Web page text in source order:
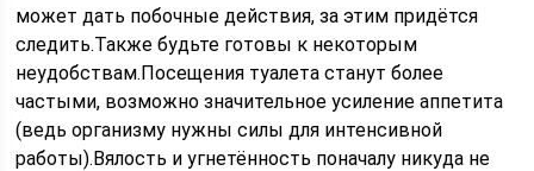
может дать побочные действия, за этим придётся
следить.Также будьте готовы к некоторым
неудобствам.Посещения туалета станут более
частыми, возможно значительное усиление аппетита
(ведь организму нужны силы для интенсивной
работы).Вялость и угнетённость поначалу никуда не